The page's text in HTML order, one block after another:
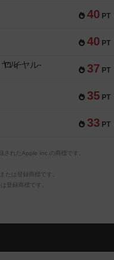
40 PT
40 PT
37 PT
ロイヤル-
35 PT
33 PT
れたApple Inc.の商標です。
たは登録商標です。
登録商標です。